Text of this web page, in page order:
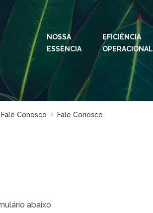
NOSSA
ESSÊNCIA
EFICIÊNCIA
OPERACIONAL
Fale Conosco Fale Conosco
abaixo